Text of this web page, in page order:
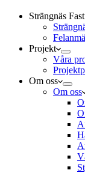
Strängnäs
Projekt
Våra
Om oss
Om oss